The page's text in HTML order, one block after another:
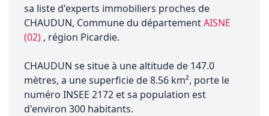
sa liste d'experts immobiliers proches de
CHAUDUN, Commune du départementAISNE
(02) , région Picardie.
CHAUDUN se situe à une altitude de 147.0
mètres, a une superficie de 8.56 km², porte le
numéro INSEE 2172 et sa population est
d'environ 300 habitants.